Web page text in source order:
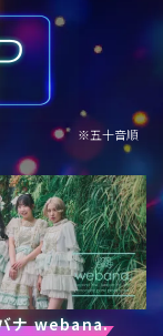
※五十音順
ナ webana.